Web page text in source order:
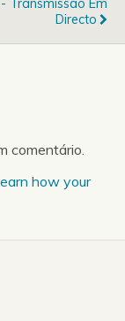
- Transmissão Em
Directo
comentário.
how your